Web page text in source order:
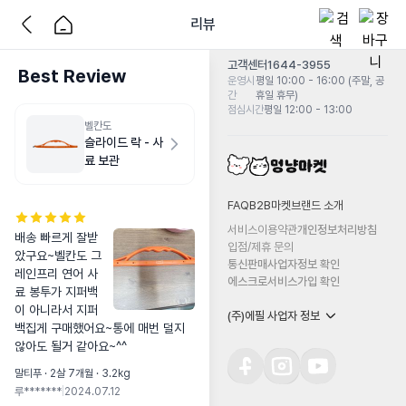
리뷰
Best Review
벨칸도
슬라이드 락 - 사
료 보관
배송 빠르게 잘받
았구요~벨칸도 그
레인프리 연어 사
료 봉투가 지퍼백
이 아니라서 지퍼
백집게 구매했어요~통에 매번 덜지
않아도 될거 같아요~^^
말티푸 · 2살 7개월 · 3.2kg
루******* 2024.07.12
고객센터1644-3955
운영시
간
평일 10:00 - 16:00 (주말, 공
휴일 휴무)
점심시간평일 12:00 - 13:00
FAQB2B마켓 브랜드 소개
서비스이용약관개인정보처리방침
입점/제휴 문의
통신판매사업자정보 확인
에스크로서비스가입 확인
(주)에필 사업자 정보